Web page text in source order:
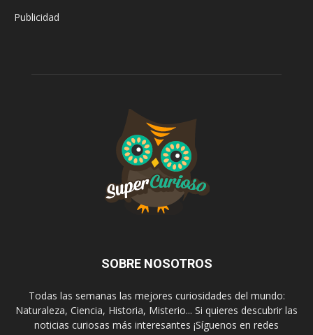
Publicidad
SOBRE NOSOTROS
Todas las semanas las mejores curiosidades del mundo:
Naturaleza, Ciencia, Historia, Misterio... Si quieres descubrir las
noticias curiosas más interesantes ¡Síguenos en redes